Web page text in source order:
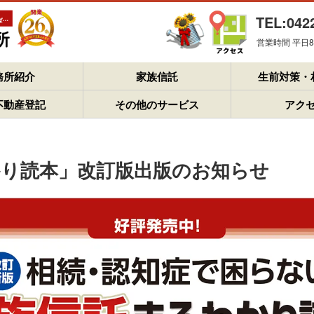
営業時間 平
所紹介 家族信託
生前対策
動産登記
その他のサービス アク
読本」改訂版出版のお知らせ